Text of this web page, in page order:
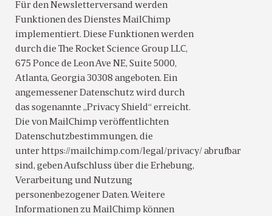
Für den Newsletterversand werden
Funktionen des Dienstes MailChimp
implementiert. Diese Funktionen werden
durch die The Rocket Science Group LLC,
675 Ponce de Leon Ave NE, Suite 5000,
Atlanta, Georgia 30308 angeboten. Ein
angemessener Datenschutz wird durch
das sogenannte „Privacy Shield“ erreicht.
Die von MailChimp veröffentlichten
Datenschutzbestimmungen, die
unter https://mailchimp.com/legal/privacy/ abrufbar
sind, geben Aufschluss über die Erhebung,
Verarbeitung und Nutzung
personenbezogener Daten. Weitere
Informationen zu MailChimp können